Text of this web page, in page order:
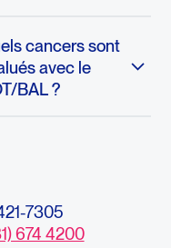
cancers sont
avec le
BAL ?
7305
674 4200